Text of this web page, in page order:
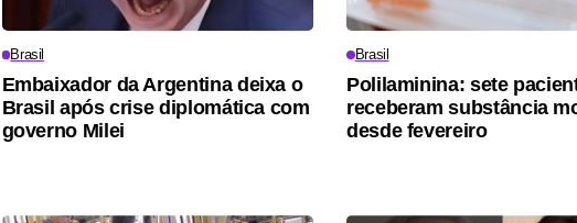
Brasil
Embaixador da Argentina deixa o
Brasil após crise diplomática com
governo Milei
Brasil
Polilaminina: sete
receberam substância
desde fevereiro